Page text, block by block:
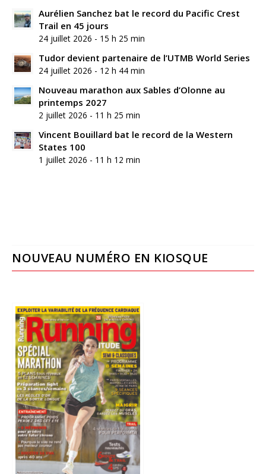
Aurélien Sanchez bat le record du Pacific Crest
Trail en 45 jours
24 juillet 2026 - 15 h 25 min
Tudor devient partenaire de l’UTMB World Series
24 juillet 2026 - 12 h 44 min
Nouveau marathon aux Sables d’Olonne au
printemps 2027
2 juillet 2026 - 11 h 25 min
Vincent Bouillard bat le record de la Western
States 100
1 juillet 2026 - 11 h 12 min
NOUVEAU NUMÉRO EN KIOSQUE